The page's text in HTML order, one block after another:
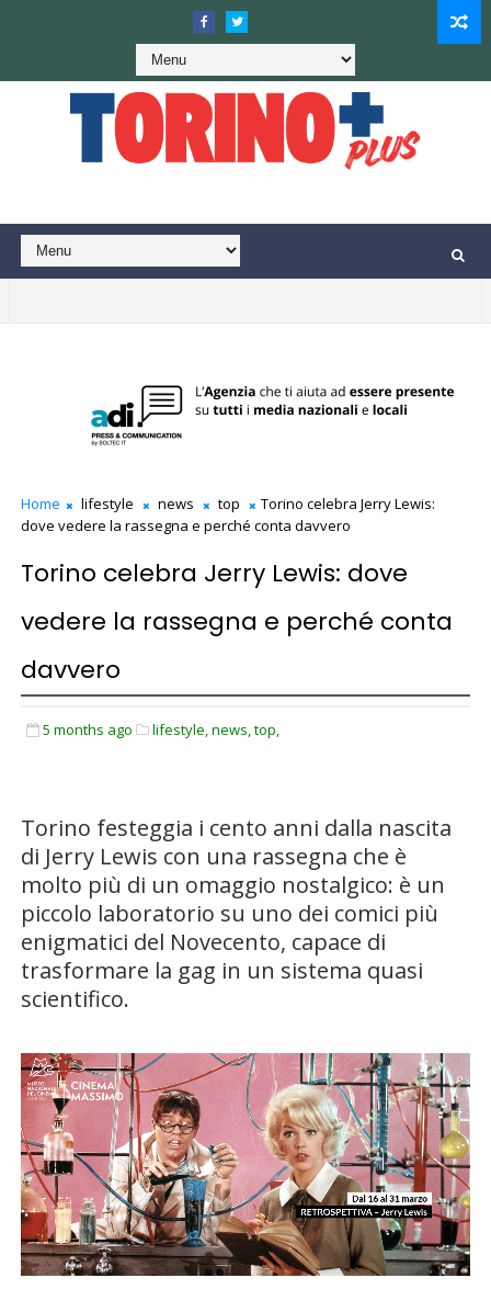
Home lifestyle news top
Torino celebra Jerry Lewis:
dove vedere la rassegna e perché conta davvero
Torino celebra Jerry Lewis: dove
vedere la rassegna e perché conta
davvero
5 months ago lifestyle,news,top,
Torino festeggia i cento anni dalla nascita
di Jerry Lewis con una rassegna che è
molto più di un omaggio nostalgico: è un
piccolo laboratorio su uno dei comici più
enigmatici del Novecento, capace di
trasformare la gag in un sistema quasi
scientifico.